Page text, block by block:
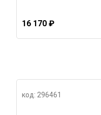
16 170 ₽
код: 296461